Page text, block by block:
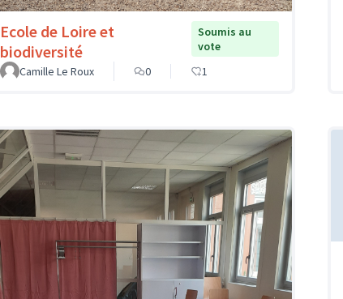
Ecole de Loire et
biodiversité
Soumis au
vote
Camille Le Roux
0 1